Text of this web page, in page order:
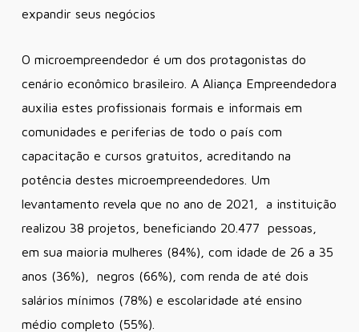
expandir seus negócios
O microempreendedor é um dos protagonistas do
cenário econômico brasileiro. A Aliança Empreendedora
auxilia estes profissionais formais e informais em
comunidades e periferias de todo o país com
capacitação e cursos gratuitos, acreditando na
potência destes microempreendedores. Um
levantamento revela que no ano de 2021, a instituição
realizou 38 projetos, beneficiando 20.477 pessoas,
em sua maioria mulheres (84%), com idade de 26 a 35
anos (36%), negros (66%), com renda de até dois
salários mínimos (78%) e escolaridade até ensino
médio completo (55%).